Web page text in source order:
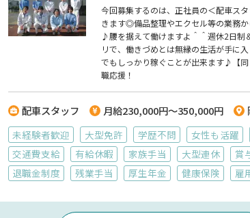
今回募集するのは、正社員の＜配車ス
きます◎備品整理やエクセル等の業務
♪腰を据えて働けますよ＾＾週休2日
リで、働きづめとは無縁の生活が手に
でもしっかり稼ぐことが出来ます♪【
職応援！
配車スタッフ 月給230,000円～350,000円
未経験者歓迎 大型免許 学歴不問 女性も活躍
交通費支給
有給休暇 家族手当 大型連休 賞
退職金制度
残業手当 厚生年金 健康保険 雇